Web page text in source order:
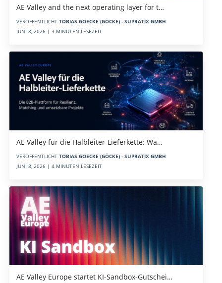
AE Valley and the next operating layer for t…
VERÖFFENTLICHT TOBIAS GOECKE (GÖCKE) - SUPRATIX GMBH
JUNI 8, 2026 | 3 MINUTEN LESEZEIT
AE Valley für die Halbleiter-Lieferkette: Wa…
VERÖFFENTLICHT TOBIAS GOECKE (GÖCKE) - SUPRATIX GMBH
JUNI 8, 2026 | 4 MINUTEN LESEZEIT
AE Valley Europe startet KI-Sandbox-Gutschei…